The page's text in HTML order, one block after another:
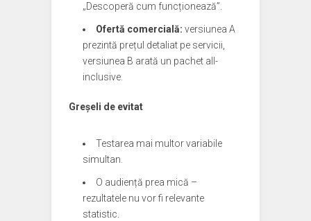
„Descoperă cum funcționează”.
Ofertă comercială: versiunea A
prezintă prețul detaliat pe servicii,
versiunea B arată un pachet all-
inclusive.
Greșeli de evitat
Testarea mai multor variabile
simultan.
O audiență prea mică –
rezultatele nu vor fi relevante
statistic.